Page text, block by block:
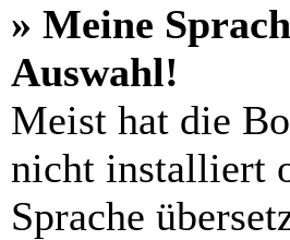
» Meine
Auswahl!
Meist hat die
nicht installiert
Sprache